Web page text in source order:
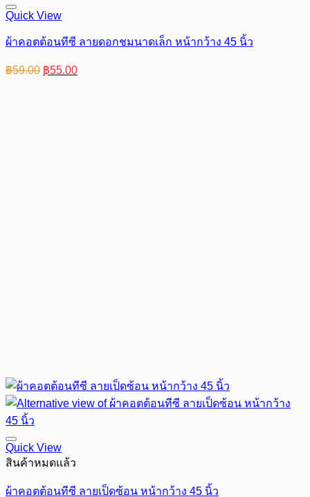
Quick View
ผ้าคอตต้อนทีซี ลายดอกชมนาดเล็ก หน้ากว้าง 45 นิ้ว
฿59.00 Original
price
฿55.00Current
price
Quick View
สินค้าหมดแล้ว
ผ้าคอตต้อนทีซี ลายเป็ดซ้อน หน้ากว้าง 45 นิ้ว